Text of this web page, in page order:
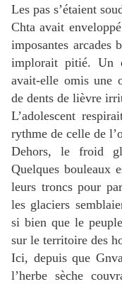
Les pas s’étaient
Chta avait
imposantes arcades
implorait pitié. Un
avait-elle omis une
de dents de lièvre
L’adolescent
rythme de celle de
Dehors, le froid
Quelques bouleaux
leurs troncs pour
les glaciers
si bien que le
sur le territoire des
Ici, depuis que
l’herbe sèche